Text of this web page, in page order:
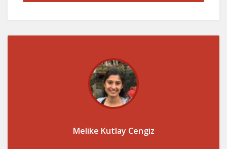
Melike Kutlay Cengiz